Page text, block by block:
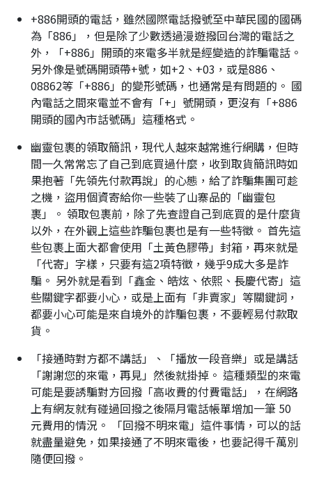
+886開頭的電話，雖然國際電話撥號至中華民國的國碼
為「886」，但是除了少數透過漫遊撥回台灣的電話之
外，「+886」開頭的來電多半就是經變造的詐騙電話。
另外像是號碼開頭帶+號，如+2、+03，或是886、
08862等「+886」的變形號碼，也通常是有問題的。 國
內電話之間來電並不會有「+」號開頭，更沒有「+886
開頭的國內市話號碼」這種格式。
幽靈包裹的領取簡訊，現代人越來越常進行網購，但時
間一久常常忘了自己到底買過什麼，收到取貨簡訊時如
果抱著「先領先付款再說」的心態，給了詐騙集團可趁
之機，盜用個資寄給你一些裝了山寨品的「幽靈包
裹」。 領取包裹前，除了先查證自己到底買的是什麼貨
以外，在外觀上這些詐騙包裹也是有一些特徵。 首先這
些包裹上面大都會使用「土黃色膠帶」封箱，再來就是
「代寄」字樣，只要有這2項特徵，幾乎9成大多是詐
騙。 另外就是看到「鑫金、皓炫、依熙、長慶代寄」這
些關鍵字都要小心，或是上面有「非賣家」等關鍵詞，
都要小心可能是來自境外的詐騙包裹，不要輕易付款取
貨。
「接通時對方都不講話」、「播放一段音樂」或是講話
「謝謝您的來電，再見」然後就掛掉。 這種類型的來電
可能是要誘騙對方回撥「高收費的付費電話」，在網路
上有網友就有碰過回撥之後隔月電話帳單增加一筆 50
元費用的情況。 「回撥不明來電」這件事情，可以的話
就盡量避免，如果接通了不明來電後，也要記得千萬別
隨便回撥。